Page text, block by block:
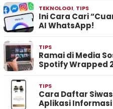
TEKNOLOGI, TIPS
Ini Cara Cari
AI WhatsApp!
TIPS
Ramai di Media
Spotify Wrapped
TIPS
Cara Daftar
Aplikasi